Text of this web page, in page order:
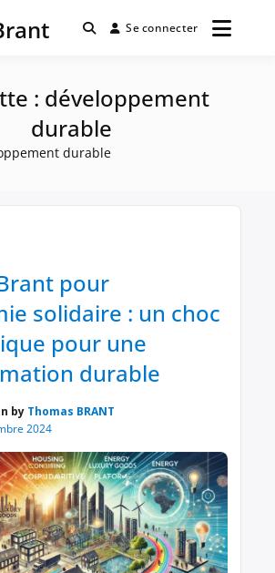
Se connecter
: développement
durable
durable
pour
solidaire : un choc
pour une
durable
by Thomas BRANT
2024